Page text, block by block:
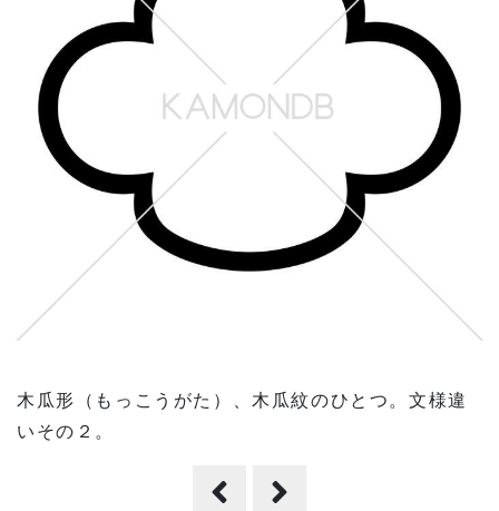
木瓜形（もっこうがた）、木瓜紋のひとつ。文様違
いその２。